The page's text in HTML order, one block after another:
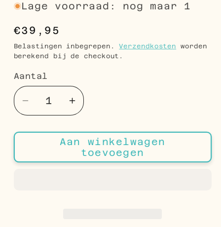
Lage voorraad: nog maar 1
Normale
prijs
€39,95
Belastingen inbegrepen.Verzendkosten worden
berekend bij de checkout.
Aantal
Aantal
Aantal
verlagen
voor
Ashanger
met
Aantal
verhogen
voor
Ashanger
met
Aan winkelwagen
toevoegen